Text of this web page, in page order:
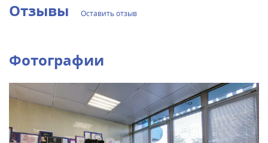
Отзывы Оставить отзыв
Фотографии